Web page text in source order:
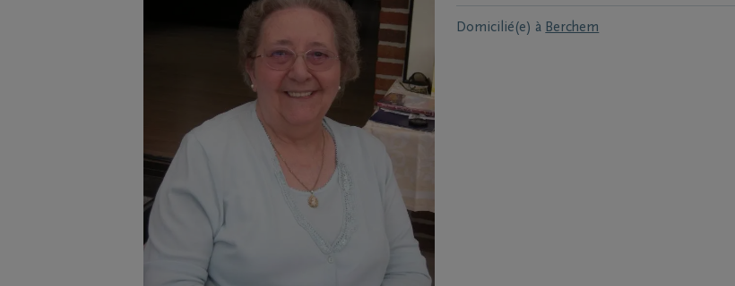
Domicilié(e) à Berchem